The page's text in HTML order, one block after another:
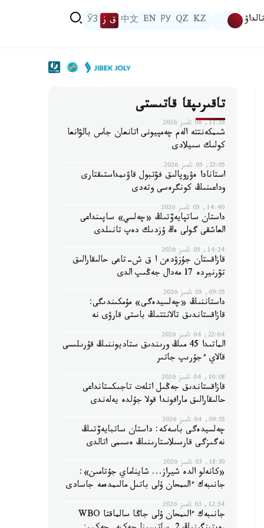
تالداۋ KZ
QZ
РУ
EN
中文 ق ز ЎЗ
تاقىرىپقا قاتىستى
11:55, 06 تامىز 2026
شىمكەنتتە الەم چەمپيونى اتانعان جاس بالۋانعا
كولىك سىيلادى
22:05, 05 تامىز 2026
استانادا ەۋروپالىق فۋتبول قاۋىمداستىقتارى
وداعىنىڭ كونگرەسى وتەدى
14:40, 05 تامىز 2026
داستان ساتپايەۆتىڭ «چەلسي» ساپىنداعى
العاشقى گولى ەڭ ۇزدىك دەپ تانىلدى
14:24, 05 تامىز 2026
قازاقستان جۇزۋدەن ا ق ش-تاعى حالىقارالىق
تۋرنيردە 17 مەدال جەڭىپ الدى
09:55, 05 تامىز 2026
داستاننىڭ «چەلسيدەگى» مۇمكىندىگى:
قازاقستاندىق تالانتتىڭ باستى قارۋى نە
22:04, 04 تامىز 2026
الماتىدا 45 مىڭ ورىندىق ستاديوننىڭ قۇرىلىسى
قالاي ءجۇرىپ جاتىر
10:08, 04 تامىز 2026
قازاقستاندىق جەڭىل اتلەت تاجىكستانداعى
حالىقارالىق مارافوندا قولا جۇلدە يەلەندى
09:55, 04 تامىز 2026
چەلسيدەگى باسەكە: داستان ساتبايەۆتىڭ
نەگىزگى قارسىلاستارىنىڭ ەسىمى اتالدى
18:30, 03 تامىز 2026
«كانەلو الدە شيراز... شايناماي جۇتامىن»:
جانىبەك ءالىمحان ۇلى باتىل مالىمدەمە جاسادى
12:54, 03 تامىز 2026
جانىبەك ءالىمحان ۇلى جاڭا سالماقتا WBO